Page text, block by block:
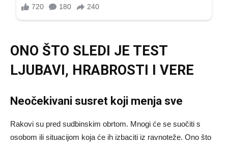
ONO ŠTO SLEDI JE TEST
LJUBAVI, HRABROSTI I VERE
Neočekivani susret koji menja sve
Rakovi su pred sudbinskim obrtom. Mnogi će se suočiti s
osobom ili situacijom koja će ih izbaciti iz ravnoteže. Ono što